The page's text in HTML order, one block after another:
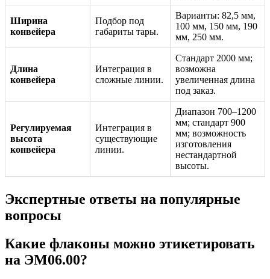
Ширина
конвейера
Подбор под
габариты тары.
Варианты: 82,5 мм,
100 мм, 150 мм, 190
мм, 250 мм.
Длина
конвейера
Интеграция в
сложные линии.
Стандарт 2000 мм;
возможна
увеличенная длина
под заказ.
Регулируемая
высота
конвейера
Интеграция в
существующие
линии.
Диапазон 700–1200
мм; стандарт 900
мм; возможность
изготовления
нестандартной
высоты.
Экспертные ответы на популярные
вопросы
Какие флаконы можно этикетировать
на ЭМ06.00?